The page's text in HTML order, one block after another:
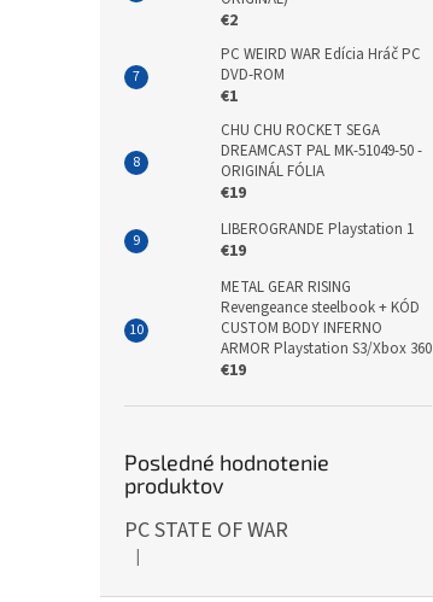
€2
PC WEIRD WAR Edícia Hráč PC
DVD-ROM
€1
CHU CHU ROCKET SEGA
DREAMCAST PAL MK-51049-50 -
ORIGINÁL FÓLIA
€19
LIBEROGRANDE Playstation 1
€19
METAL GEAR RISING
Revengeance steelbook + KÓD
CUSTOM BODY INFERNO
ARMOR Playstation S3/Xbox 360
€19
Posledné hodnotenie
produktov
PC STATE OF WAR
Hodnotenie produktu je 5 z 5 hviezdičiek.
|